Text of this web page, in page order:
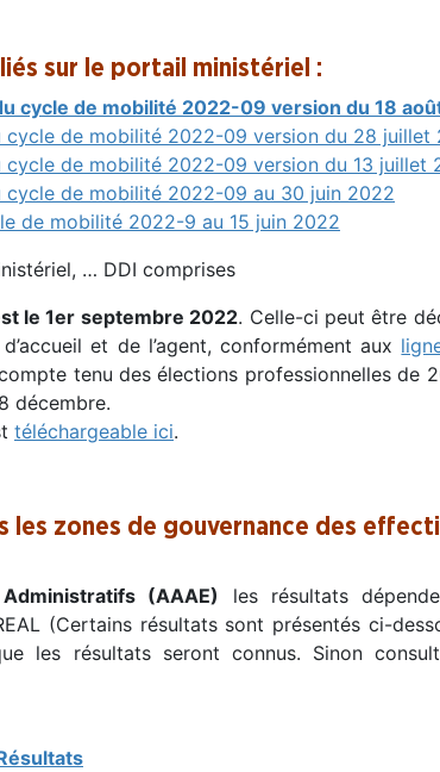
sur le portail ministériel :
cycle de mobilité 2022-09 version du 18
cycle de mobilité 2022-09 version du 28 juillet
cycle de mobilité 2022-09 version du 13 juillet
cycle de mobilité 2022-09 au 30 juin 2022
de mobilité 2022-9 au 15 juin 2022
… DDI comprises
le 1er septembre 2022. Celle-ci peut être
et de l’agent, conformément aux
tenu des élections professionnelles de
décembre.
téléchargeable ici.
les zones de gouvernance des
(AAAE)
les résultats
(Certains résultats sont présentés ci-
les résultats seront connus. Sinon